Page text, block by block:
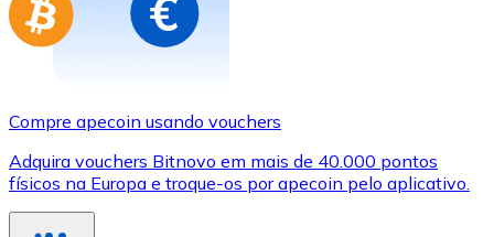
Compre apecoin usando vouchers
Adquira vouchers Bitnovo em mais de 40.000 pontos
físicos na Europa e troque-os por apecoin pelo aplicativo.